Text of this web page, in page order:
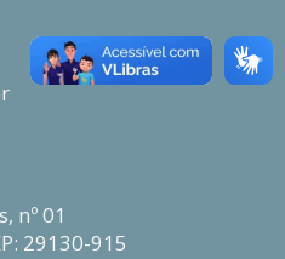
nº 01
29130-915